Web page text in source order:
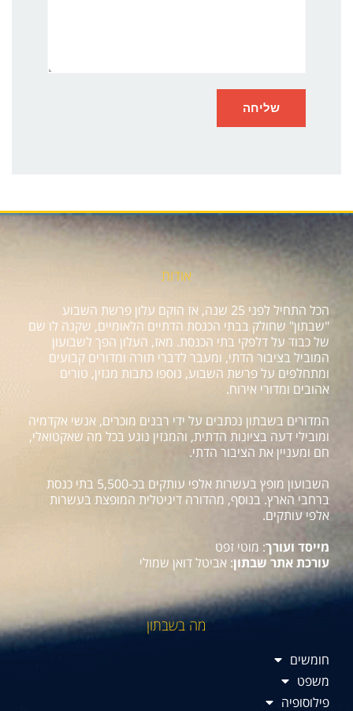
אודות
הכל התחיל לפני 25 שנה, אז הוקם עלון פרשת השבוע
"שבתון" שחולק בבתי הכנסת הדתיים הלאומיים, שקנה לו שם
של כבוד על דלפקי בתי הכנסת. מאז, העלון הפך לשבועון
המוביל בציבור הדתי, ומעבר לדברי תורה ומדורים קבועים
ומתחלפים על פרשת השבוע, נוספו כתבות מגזין, טורים
אהובים ומדורי אירוח.
המדורים בשבתון נכתבים על ידי רבנים מוכרים, אנשי אקדמיה
ומובילי דעה בציונות הדתית, והמגזין נוגע בכל מה שאקטואלי,
חם ומעניין את הציבור הדתי.
השבועון מופץ בעשרות אלפי עותקים בכ-5,500 בתי כנסת
ברחבי הארץ. בנוסף, מהדורה דיגיטלית המופצת בעשרות
אלפי עותקים.
מייסד ועורך: מוטי זפט
עורכת אתר שבתון: אביטל דואן שמולי
מה בשבתון
חומשים
משפט
פילוסופיה